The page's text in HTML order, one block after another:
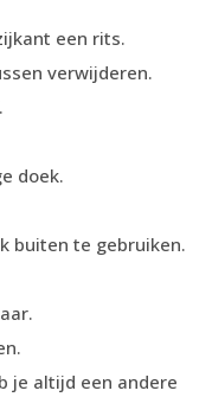
een rits.
verwijderen.
doek.
buiten te gebruiken.
je altijd een andere